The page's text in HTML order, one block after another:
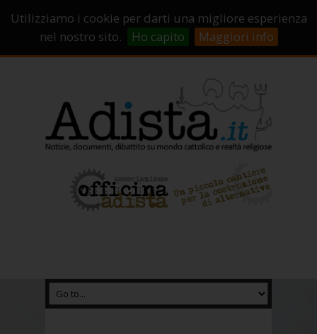
Utilizziamo i cookie per darti una migliore esperienza
nel nostro sito.
Ho capito Maggiori info
Campagne di crowdfunding
Chi Siamo